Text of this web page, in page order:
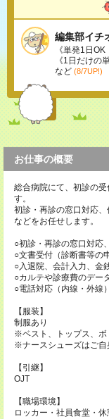
編集部イチ
《単発1日
《1日だけの
など (8/7UP!)
お仕事の概要
総合病院にて、初診の
す。
初診・再診の窓口対応
などをお任せします。
○初診・再診の窓口対応
○文書受付（診断書等の
○入退院、会計入力、金
○カルテや診療費のデー
○電話対応（内線・外線）
【服装】
制服あり
※ベスト、トップス、ボ
※ナースシューズはご自
【引継】
OJT
【職場環境】
ロッカー・社員食堂・